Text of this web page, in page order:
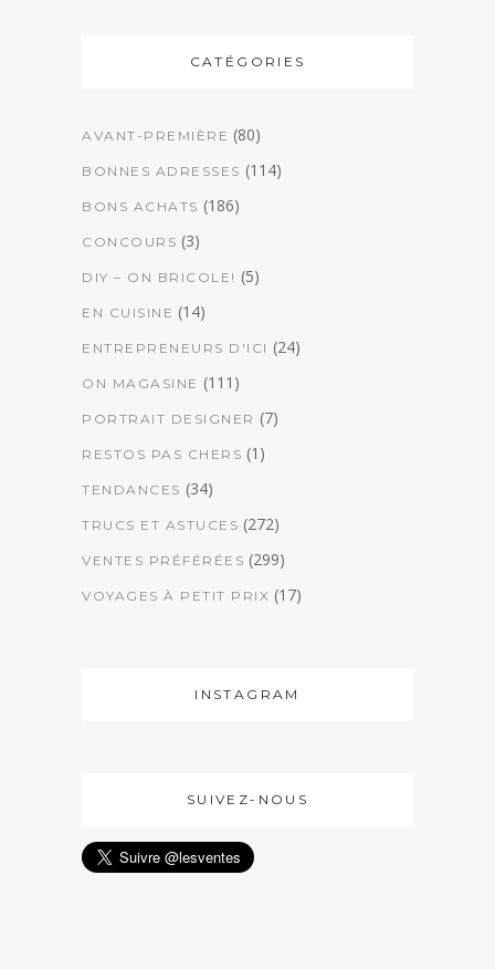
CATÉGORIES
AVANT-PREMIÈRE (80)
BONNES ADRESSES (114)
BONS ACHATS (186)
CONCOURS (3)
DIY – ON BRICOLE! (5)
EN CUISINE (14)
ENTREPRENEURS D'ICI (24)
ON MAGASINE (111)
PORTRAIT DESIGNER (7)
RESTOS PAS CHERS (1)
TENDANCES (34)
TRUCS ET ASTUCES (272)
VENTES PRÉFÉRÉES (299)
VOYAGES À PETIT PRIX (17)
INSTAGRAM
SUIVEZ-NOUS